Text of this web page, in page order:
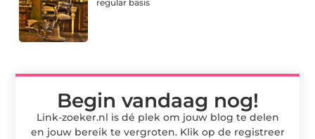
regular basis
Begin vandaag nog!
Link-zoeker.nl is dé plek om jouw blog te delen
en jouw bereik te vergroten. Klik op de registreer